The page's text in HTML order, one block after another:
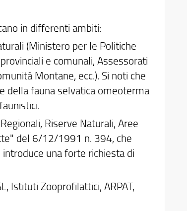
in differenti ambiti:
(Ministero per le Politiche
e comunali, Assessorati
Montane, ecc.). Si noti che
fauna selvatica omeoterma
Riserve Naturali, Aree
del 6/12/1991 n. 394, che
una forte richiesta di
Istituti Zooprofilattici, ARPAT,